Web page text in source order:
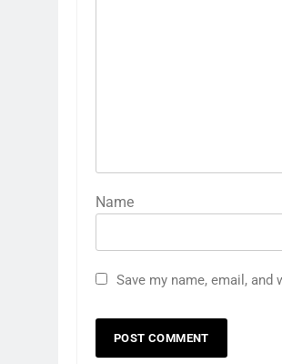
Save my name, email,